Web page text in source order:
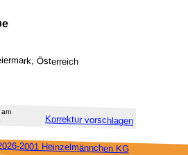
Österreich
Korrektur vor­schlagen
2001 Heinzel­männchen KG